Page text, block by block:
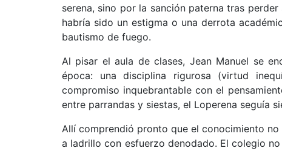
serena, sino por la sanción paterna tras
habría sido un estigma o una derrota
bautismo de fuego.
Al pisar el aula de clases, Jean Manuel se
época: una disciplina rigurosa (virtud
compromiso inquebrantable con el
entre parrandas y siestas, el Loperena seguía
Allí comprendió pronto que el conocimiento
a ladrillo con esfuerzo denodado. El colegio